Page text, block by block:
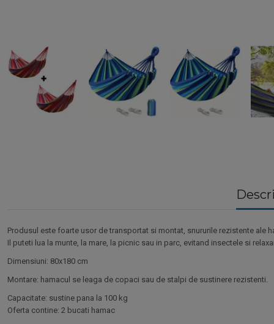
Produsul este foarte usor de transportat si montat, snururile rezistente ale
Il puteti lua la munte, la mare, la picnic sau in parc, evitand insectele si
Dimensiuni: 80x180 cm
Montare: hamacul se leaga de copaci sau de stalpi de sustinere rezistenti.
Capacitate: sustine pana la 100 kg
Oferta contine: 2 bucati hamac